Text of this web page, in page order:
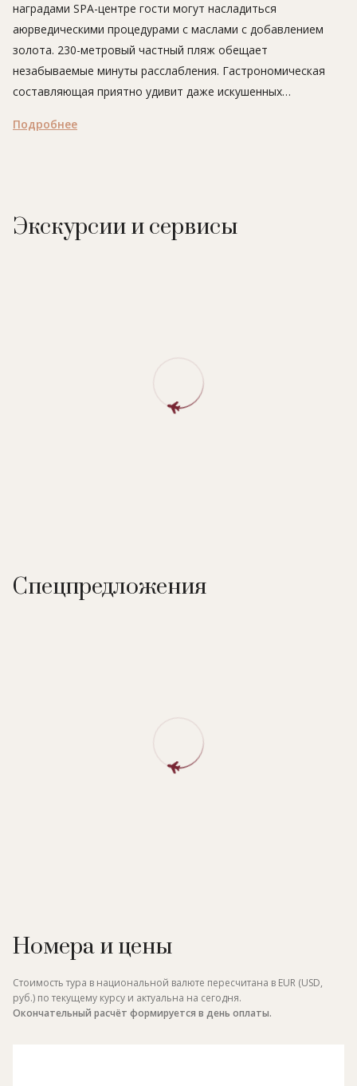
наградами SPA-центре гости могут насладиться
аюрведическими процедурами с маслами с добавлением
золота. 230-метровый частный пляж обещает
незабываемые минуты расслабления. Гастрономическая
составляющая приятно удивит даже искушенных
ресторане Varq до стильного бара Raia с панорамным
Подробнее
Экскурсии и сервисы
Спецпредложения
Номера и цены
Стоимость тура в национальной валюте пересчитана в EUR (USD,
руб.) по текущему курсу и актуальна на сегодня.
Окончательный расчёт формируется в день оплаты.